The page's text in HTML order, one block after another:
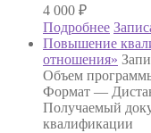
4 000 ₽
Подробнее
Повышение
отношения»
Объем
Формат —
Получаемый
квалификации